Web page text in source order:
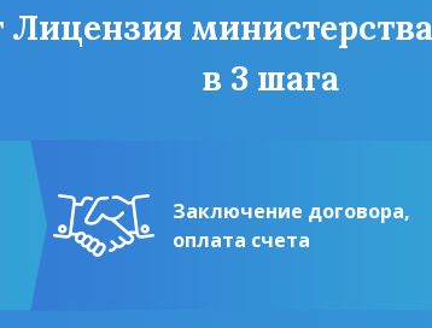
в 3 шага
Заключение договора,
оплата счета